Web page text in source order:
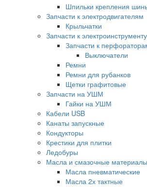
Шпильки крепления
Запчасти к электродвигателям
Крыльчатки
Запчасти к электроинструменту
Запчасти к
Выключатели
Ремни
Ремни для рубанков
Щетки графитовые
Запчасти на УШМ
Гайки на УШМ
Кабели USB
Канаты запускные
Кондукторы
Крестики для плитки
Ледобуры
Масла и смазочные материалы
Масла пневматические
Масла 2х тактные